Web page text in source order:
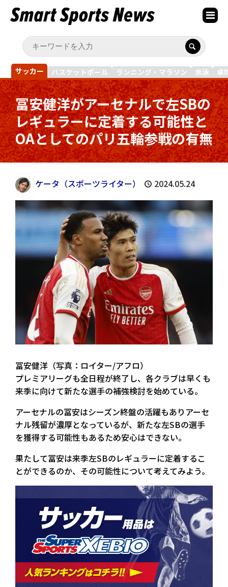
サッカー バスケットボール ランニング・マラソン 水泳 卓
冨安健洋がアーセナルで左SBの
レギュラーに定着する可能性と
OAとしてのパリ五輪参戦の有無
ケータ（スポーツライター） 2024.05.24
冨安健洋（写真：ロイター/アフロ）
プレミアリーグも全日程が終了し、各クラブは早くも
来季に向けて新たな選手の補強検討を始めている。
アーセナルの冨安はシーズン終盤の活躍もありアーセ
ナル残留が濃厚となっているが、新たな左SBの選手
を獲得する可能性もあるため安心はできない。
果たして冨安は来季左SBのレギュラーに定着するこ
とができるのか、その可能性について考えてみよう。